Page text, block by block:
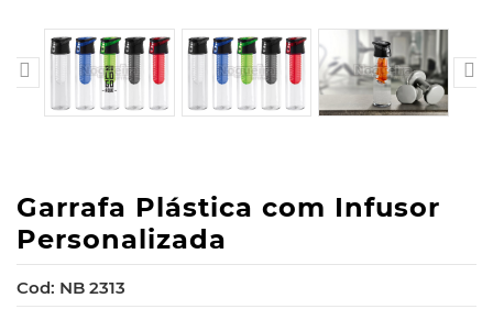
 
Garrafa Plástica com Infusor
Personalizada
Cod: NB 2313